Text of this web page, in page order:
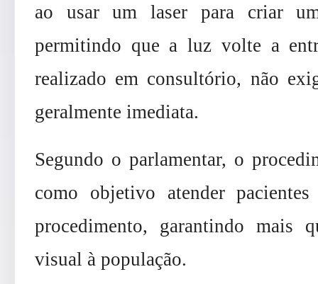
ao usar um laser para criar
permitindo que a luz volte a
realizado em consultório, não
geralmente imediata.
Segundo o parlamentar, o
como objetivo atender
procedimento, garantindo mais
visual à população.